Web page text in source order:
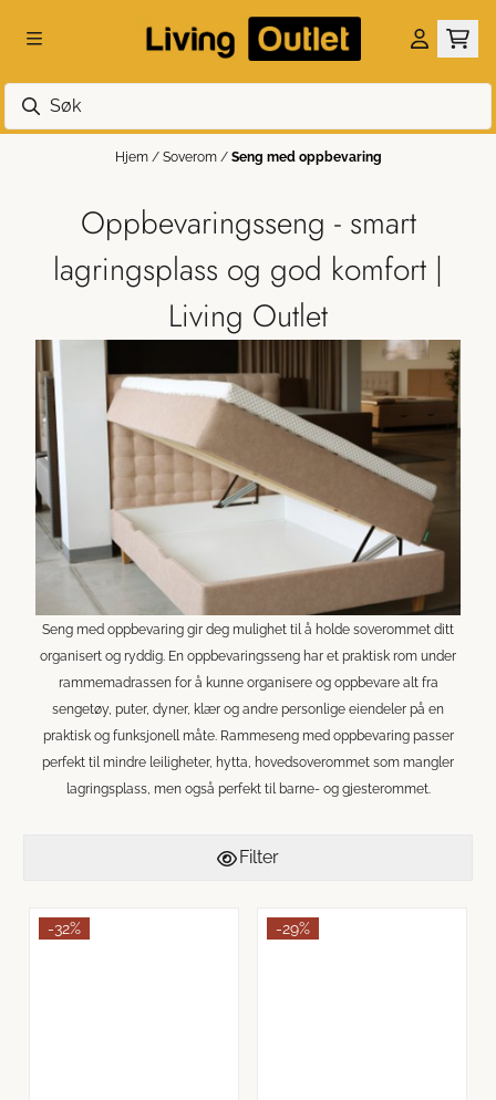
Hjem / Soverom / Seng med oppbevaring
Oppbevaringsseng - smart
lagringsplass og god komfort |
Living Outlet
Seng med oppbevaring gir deg mulighet til å holde soverommet ditt
organisert og ryddig. En oppbevaringsseng har et praktisk rom under
rammemadrassen for å kunne organisere og oppbevare alt fra
sengetøy, puter, dyner, klær og andre personlige eiendeler på en
praktisk og funksjonell måte. Rammeseng med oppbevaring passer
perfekt til mindre leiligheter, hytta, hovedsoverommet som mangler
lagringsplass, men også perfekt til barne- og gjesterommet.
Filter
-32% -29%